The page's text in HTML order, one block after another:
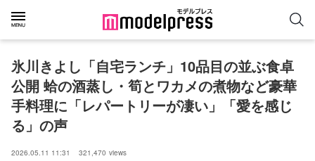
氷川きよし「自宅ランチ」10品目の並ぶ食卓
公開 蛤の酒蒸し・筍とワカメの煮物など豪華
手料理に「レパートリーが凄い」「愛を感じ
る」の声
2026.05.11 11:31 321,470 views